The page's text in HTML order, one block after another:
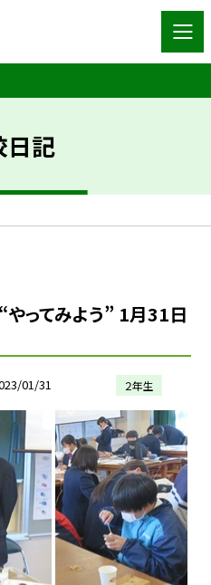
日記
ってみよう” 1月31日
01/31 ２年生